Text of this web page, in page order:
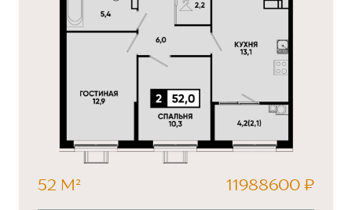
52 М² 11988600 ₽